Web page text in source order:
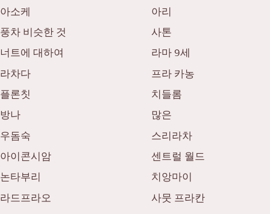
아소케
아리
풍차 비슷한 것
사톤
너트에 대하여
라마 9세
라차다
프라 카농
플론칫
치들롬
방나
많은
우돔숙
스리라차
아이콘시암
센트럴 월드
논타부리
치앙마이
라드프라오
사뭇 프라칸